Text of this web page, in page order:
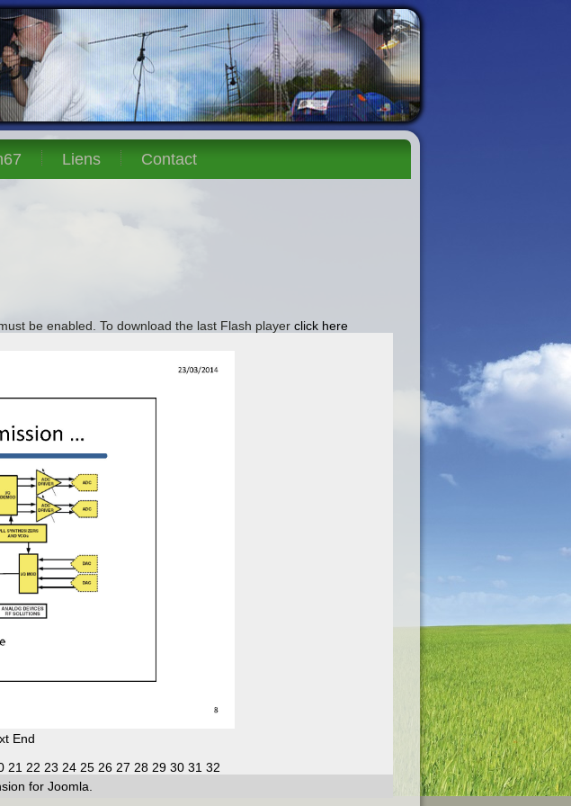
Liens Contact
be enabled. To download the last Flash player click here
End
21 22 23 24 25 26 27 28 29 30 31 32
for Joomla.